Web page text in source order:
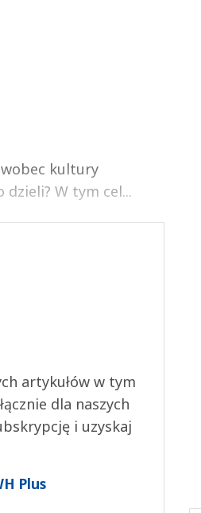
kultury
dzieli? W tym cel...
artykułów w tym
dla naszych
i uzyskaj
Plus